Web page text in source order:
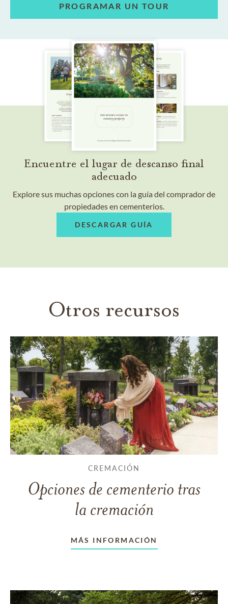
PROGRAMAR UN TOUR
Encuentre el lugar de descanso final
adecuado
Explore sus muchas opciones con la guía del comprador de
propiedades en cementerios.
DESCARGAR GUÍA
Otros recursos
CREMACIÓN
Opciones de cementerio tras
la cremación
MÁS INFORMACIÓN